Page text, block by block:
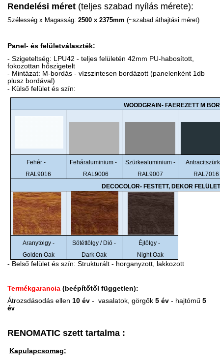
Rendelési méret (teljes szabad nyílás mérete):
Szélesség x Magasság: 2500 x 2375mm (~szabad áthajtási méret)
Panel- és felületválaszték:
- Szigeteltség: LPU42 - teljes felületén 42mm PU-habosított,
fokozottan hőszigetelt
- Mintázat: M-bordás - vízszintesen bordázott (panelenként 1db
plusz bordával)
- Külső felület és szín:
WOODGRAIN- FAEREZETT M
Fehér -
RAL9016
Feháraluminium -
RAL9006
Szürkealuminium -
RAL9007
RAL7016
DECOCOLOR- FESTETT, DEKOR
Aranytölgy -
Golden Oak
Sötéttölgy / Dió -
Dark Oak
Éjtölgy -
Night Oak
- Belső felület és szín: Strukturált - horganyzott, lakkozott
Termékgarancia (beépítőtől független):
Átrozsdásodás ellen 10 év - vasalatok, görgők 5 év - hajtómű 5
év
RENOMATIC szett tartalma :
Kapulapcsomag: